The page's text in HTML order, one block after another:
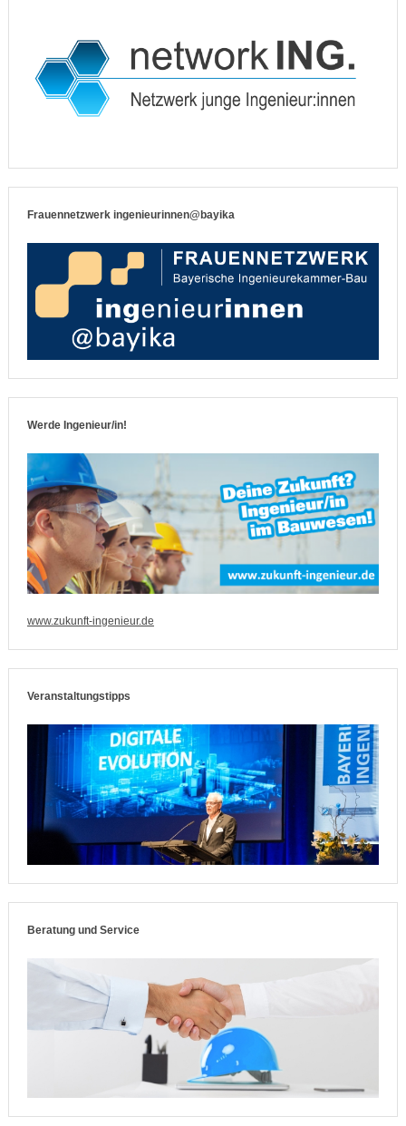
Frauennetzwerk ingenieurinnen@bayika
Werde Ingenieur/in!
www.zukunft-ingenieur.de
Veranstaltungstipps
Beratung und Service